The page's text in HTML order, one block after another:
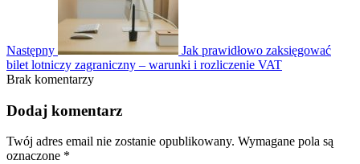
Następny
Jak prawidłowo zaksięgować
bilet lotniczy zagraniczny – warunki i rozliczenie VAT
Brak komentarzy
Dodaj komentarz
Twój adres email nie zostanie opublikowany. Wymagane pola są
oznaczone *